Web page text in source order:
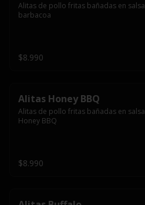
Alitas de pollo fritas bañadas en salsa
barbacoa
$8.990
Alitas Honey BBQ
Alitas de pollo fritas bañadas en salsa
Honey BBQ
$8.990